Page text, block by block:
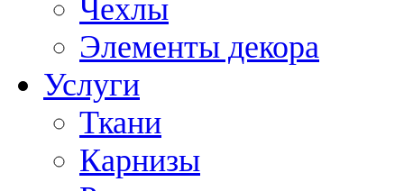
Чехлы
Элементы декора
Услуги
Ткани
Карнизы